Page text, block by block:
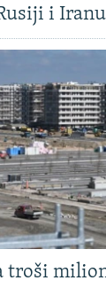
i
troši